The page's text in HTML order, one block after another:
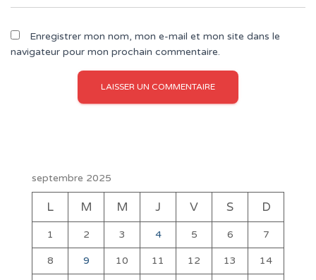
Enregistrer mon nom, mon e-mail et mon site dans le
navigateur pour mon prochain commentaire.
septembre 2025
L M M J V S D
1 2 3 4 5 6 7
8 9 10 11 12 13 14